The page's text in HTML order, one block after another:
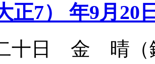
正7） 年9月20
十日 金 晴（